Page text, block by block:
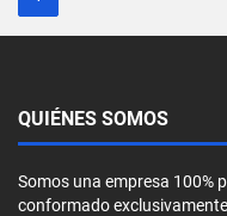
QUIÉNES SOMOS
Somos una empresa 100%
conformado